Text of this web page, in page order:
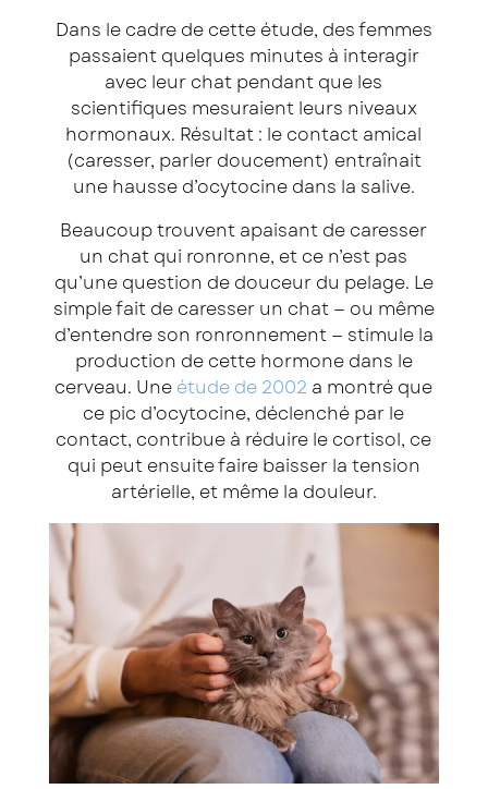
Dans le cadre de cette étude, des femmes
passaient quelques minutes à interagir
avec leur chat pendant que les
scientifiques mesuraient leurs niveaux
hormonaux. Résultat : le contact amical
(caresser, parler doucement) entraînait
une hausse d’ocytocine dans la salive.
Beaucoup trouvent apaisant de caresser
un chat qui ronronne, et ce n’est pas
qu’une question de douceur du pelage. Le
simple fait de caresser un chat — ou même
d’entendre son ronronnement — stimule la
production de cette hormone dans le
cerveau. Une étude de 2002 a montré que
ce pic d’ocytocine, déclenché par le
contact, contribue à réduire le cortisol, ce
qui peut ensuite faire baisser la tension
artérielle, et même la douleur.